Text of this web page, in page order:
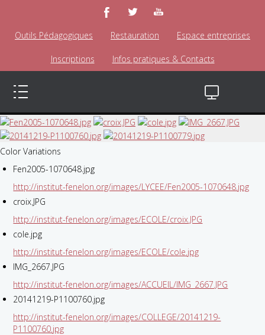
Outils Pédagogiques Restauration Espace entreprises
Inscriptions Infos pratiques & Contacts
Color Variations
Fen2005-1070648.jpg
http://institut-fenelon.org/images/LYCEE/Fen2005-1070648.jpg
croix.JPG
http://institut-fenelon.org/images/ECOLE/croix.JPG
cole.jpg
http://institut-fenelon.org/images/ECOLE/cole.jpg
IMG_2667.JPG
http://institut-fenelon.org/images/ACCUEIL/IMG_2667.JPG
20141219-P1100760.jpg
http://institut-fenelon.org/images/COLLEGE/20141219-
P1100760.jpg